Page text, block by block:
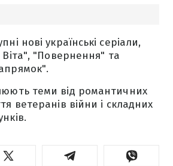
нові українські серіали,
Віта", "Повернення" та
теми від романтичних
ветеранів війни і складних